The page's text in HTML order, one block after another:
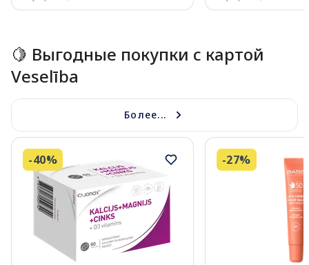
🍋 Выгодные покупки с картой
Veselība
Более...
-40% -27%